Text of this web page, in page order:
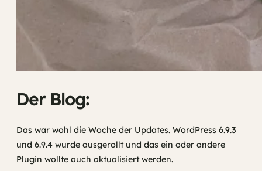
Der Blog:
Das war wohl die Woche der Updates. WordPress 6.9.3
und 6.9.4 wurde ausgerollt und das ein oder andere
Plugin wollte auch aktualisiert werden.